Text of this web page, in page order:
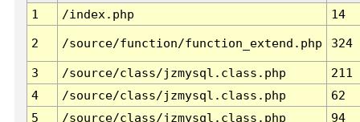
1
/index.php 14
2 /source/function/function_extend.php 324
3 /source/class/jzmysql.class.php
211
4
/source/class/jzmysql.class.php
62
5
/source/class/jzmysql.class.php
94